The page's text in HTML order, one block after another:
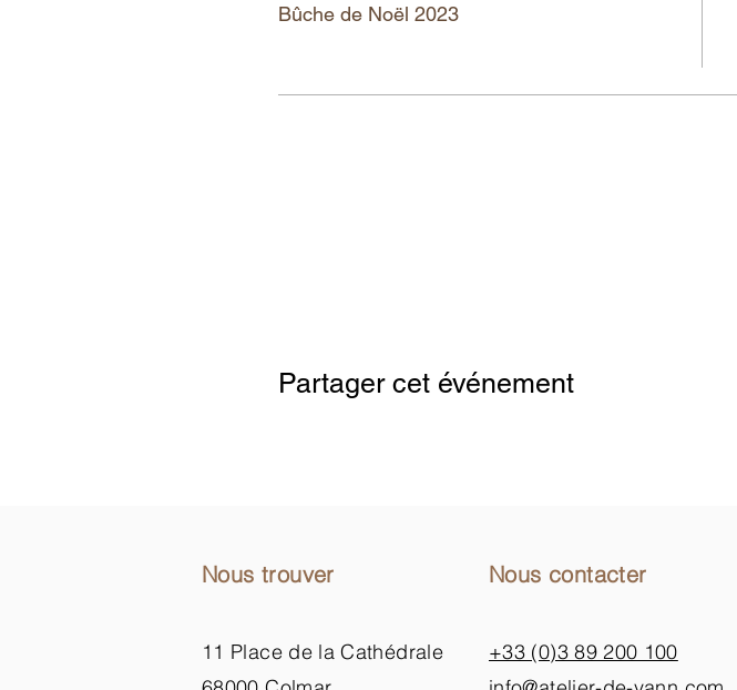
Bûche de Noël 2023
Partager cet événement
Nous trouver
11 Place de la Cathédrale
Nous contacter
+33 (0)3 89 200 100​